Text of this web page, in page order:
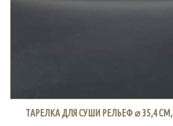
ТАРЕЛКА ДЛЯ СУШИ РЕЛЬЕФ ⌀ 35,4 СМ,